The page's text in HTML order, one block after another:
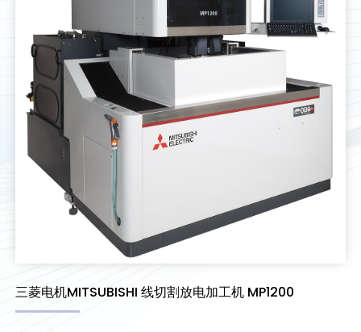
三菱电机MITSUBISHI 线切割放电加工机 MP1200